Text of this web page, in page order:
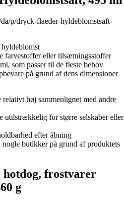
p/dryck-flaeder-hyldeblomstsaft-
farvestoffer eller tilsætningsstoffer
som passer til de fleste behov
på grund af dens dimensioner
høj sammenlignet med andre
utilstrækkelig for større selskaber eller
efter åbning
butikker på grund af produktets
frostvarer
g